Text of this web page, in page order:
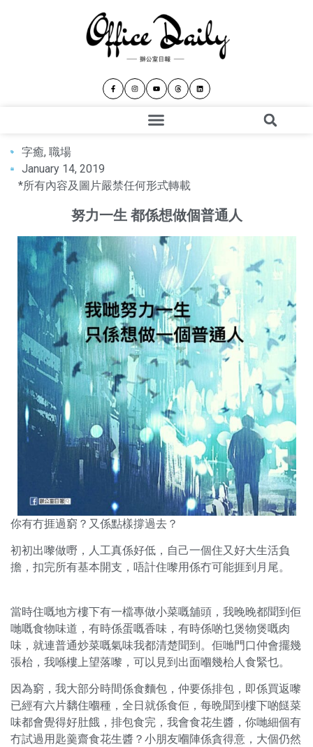
字癒, 職場
January 14, 2019
*所有內容及圖片嚴禁任何形式轉載
努力一生 都係想做個普通人
你有冇捱過窮？又係點樣撐過去？
初初出嚟做嘢，人工真係好低，自己一個住又好大生活負
擔，扣完所有基本開支，唔計住嚟用係冇可能捱到月尾。
當時住嘅地方樓下有一檔專做小菜嘅舖頭，我晚晚都聞到佢
哋嘅食物味道，有時係蛋嘅香味，有時係啲乜煲物煲嘅肉
味，就連普通炒菜嘅氣味我都清楚聞到。佢哋門口仲會擺幾
張枱，我喺樓上望落嚟，可以見到出面嗰幾枱人食緊乜。
因為窮，我大部分時間係食麵包，仲要係排包，即係買返嚟
已經有六片黐住嗰種，全日就係食佢，每晩聞到樓下啲餸菜
味都會覺得好肚餓，排包食完，我會食花生醬，你哋細個有
冇試過用匙羹齋食花生醬？小朋友嗰陣係貪得意，大個仍然